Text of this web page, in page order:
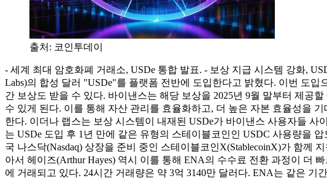
출처: 코인투데이
- 세계 최대 암호화폐 거래소, USDe 통합 발표. - 보상 지급 시스템 강화,
Labs)의 합성 달러 "USDe"를 플랫폼 전반에 도입한다고 밝혔다. 이번 도
간 보상도 받을 수 있다. 바이낸스는 해당 보상을 2025년 9월 말부터 제공
수 있게 된다. 이를 통해 자산 관리를 효율화하고, 더 높은 자본 효율성을
한다. 이더나 랩스는 보상 시스템이 내재된 USDe가 바이낸스 사용자들
는 USDe 도입 후 1년 만에 같은 유형의 스테이블코인인 USDC 사용량을
국 나스닥(Nasdaq) 상장을 준비 중인 스테이블코인X(StablecoinX)가 함께
아서 헤이즈(Arthur Hayes) 역시 이를 통해 ENA의 수수료 전환 과정이 더
에 거래되고 있다. 24시간 거래량은 약 3억 3140만 달러다. ENA는 같은 기